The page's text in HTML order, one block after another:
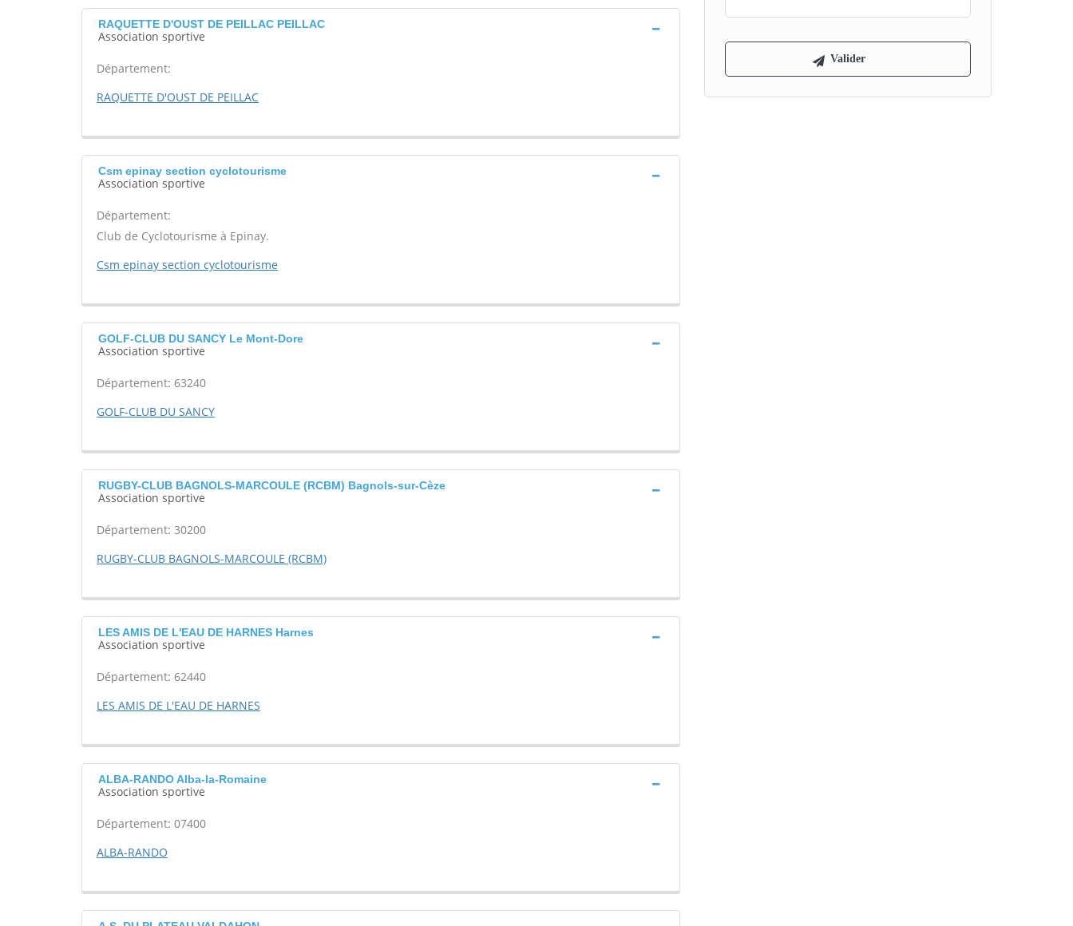
RAQUETTE D'OUST DE PEILLAC PEILLAC
Association sportive
Département:
RAQUETTE D'OUST DE PEILLAC
Csm epinay section cyclotourisme
Association sportive
Département:
Club de Cyclotourisme à Epinay.
Csm epinay section cyclotourisme
GOLF-CLUB DU SANCY Le Mont-Dore
Association sportive
Département: 63240
GOLF-CLUB DU SANCY
RUGBY-CLUB BAGNOLS-MARCOULE (RCBM) Bagnols-sur-Cèze
Association sportive
Département: 30200
RUGBY-CLUB BAGNOLS-MARCOULE (RCBM)
LES AMIS DE L'EAU DE HARNES Harnes
Association sportive
Département: 62440
LES AMIS DE L'EAU DE HARNES
ALBA-RANDO Alba-la-Romaine
Association sportive
Département: 07400
ALBA-RANDO